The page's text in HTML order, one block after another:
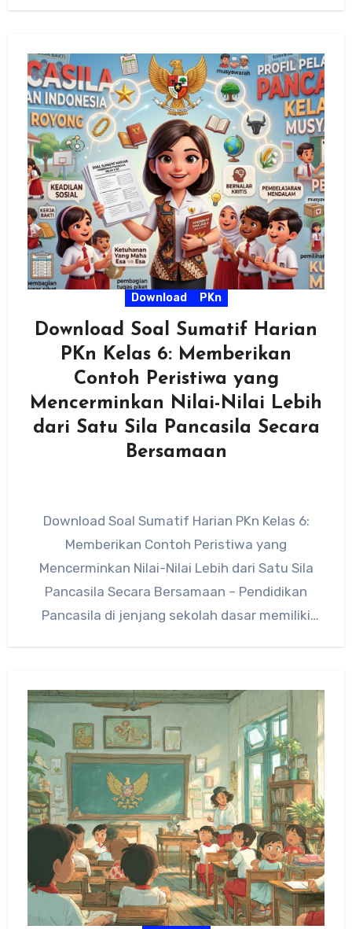
Download PKn
Download Soal Sumatif Harian
PKn Kelas 6: Memberikan
Contoh Peristiwa yang
Mencerminkan Nilai-Nilai Lebih
dari Satu Sila Pancasila Secara
Bersamaan
Download Soal Sumatif Harian PKn Kelas 6:
Memberikan Contoh Peristiwa yang
Mencerminkan Nilai-Nilai Lebih dari Satu Sila
Pancasila Secara Bersamaan – Pendidikan
Pancasila di jenjang sekolah dasar memiliki